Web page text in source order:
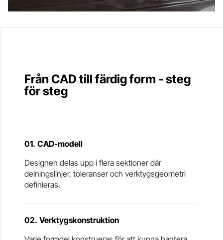
Från CAD till färdig form - steg
för steg
01. CAD-modell
Designen delas upp i flera sektioner där
delningslinjer, toleranser och verktygsgeometri
definieras.
02. Verktygskonstruktion